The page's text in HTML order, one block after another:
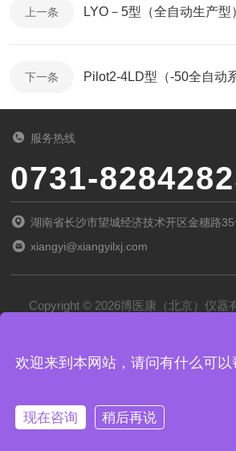
上一条 LYO－5型（全自动生产
下一条
服务热线
0731-
湖南省长沙市望城经济技术开区金穗路
xiangyi@xiangyilxj.com
Copyright © 2026博医康（北京）仪器
京公网安备 11011102002194号
欢迎来到本网站，请问有什么可以
现在咨询 稍后再说